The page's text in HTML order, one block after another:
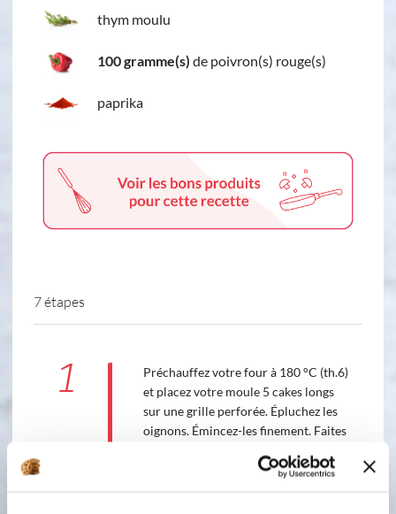
thym moulu
100 gramme(s) de poivron(s) rouge(s)
paprika
7 étapes
1
Préchauffez votre four à 180 °C (th.6)
et placez votre moule 5 cakes longs
sur une grille perforée. Épluchez les
oignons. Émincez-les finement. Faites
poêle et faites revenir les oignons